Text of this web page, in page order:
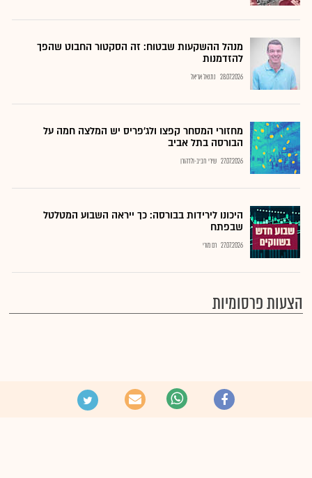
מנהל ההשקעות שבטוח: זה הסקטור החבוט שהפך
להזדמנות
28.07.2026 נתנאל אריאל
מחזורי המסחר קפצו ולג'פריס יש המלצה חמה על
הבורסה בתל אביב
27.07.2026 שירי חביב-ולדהורן
היכונו לירידות בבורסה: כך ייראה השבוע המטלטל
שבפתח
27.07.2026 רם מורי
הצעות פרסומיות